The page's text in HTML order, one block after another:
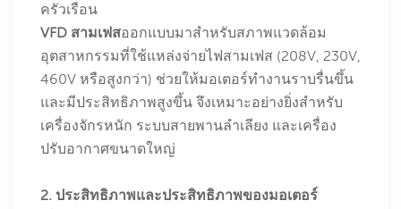
ครัวเรือน
VFD สามเฟสออกแบบมาสำหรับสภาพแวดล้อม
อุตสาหกรรมที่ใช้แหล่งจ่ายไฟสามเฟส (208V, 230V,
460V หรือสูงกว่า) ช่วยให้มอเตอร์ทำงานราบรื่นขึ้น
และมีประสิทธิภาพสูงขึ้น จึงเหมาะอย่างยิ่งสำหรับ
เครื่องจักรหนัก ระบบสายพานลำเลียง และเครื่อง
ปรับอากาศขนาดใหญ่
2. ประสิทธิภาพและประสิทธิภาพของมอเตอร์